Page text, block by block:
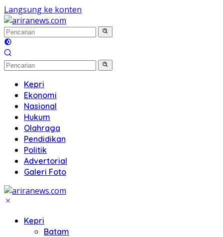
Langsung ke konten
Kepri
Ekonomi
Nasional
Hukum
Olahraga
Pendidikan
Politik
Advertorial
Galeri Foto
Kepri
Batam